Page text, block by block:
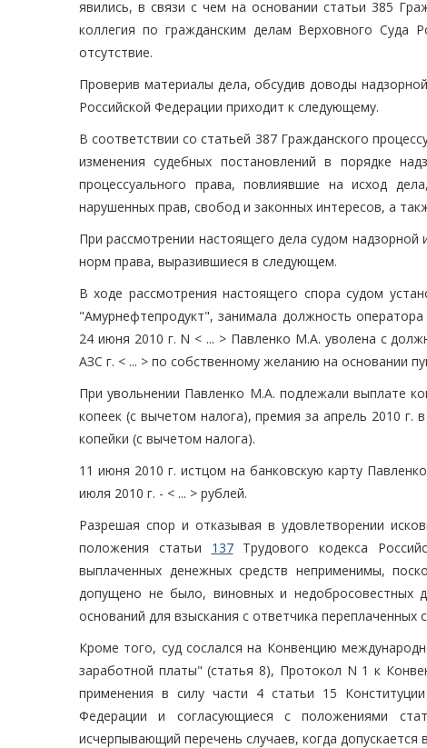
явились, в связи с чем на основании статьи 385
коллегия по гражданским делам Верховного Суда
отсутствие.
Проверив материалы дела, обсудив доводы
Российской Федерации приходит к следующему.
В соответствии со статьей 387 Гражданского
изменения судебных постановлений в порядке
процессуального права, повлиявшие на исход
нарушенных прав, свобод и законных интересов, а
При рассмотрении настоящего дела судом
норм права, выразившиеся в следующем.
В ходе рассмотрения настоящего спора судом
"Амурнефтепродукт", занимала должность
24 июня 2010 г. N < ... > Павленко М.А. уволена с
АЗС г. < ... > по собственному желанию на основании
При увольнении Павленко М.А. подлежали выплате
копеек (с вычетом налога), премия за апрель 2010 г.
копейки (с вычетом налога).
11 июня 2010 г. истцом на банковскую карту
июля 2010 г. - < ... > рублей.
Разрешая спор и отказывая в удовлетворении
положения статьи 137Трудового кодекса
выплаченных денежных средств неприменимы,
допущено не было, виновных и недобросовестных
оснований для взыскания с ответчика переплаченных
Кроме того, суд сослался на Конвенцию
заработной платы" (статья 8), Протокол N 1 к
применения в силу части 4 статьи 15
Федерации и согласующиеся с положениями
исчерпывающий перечень случаев, когда